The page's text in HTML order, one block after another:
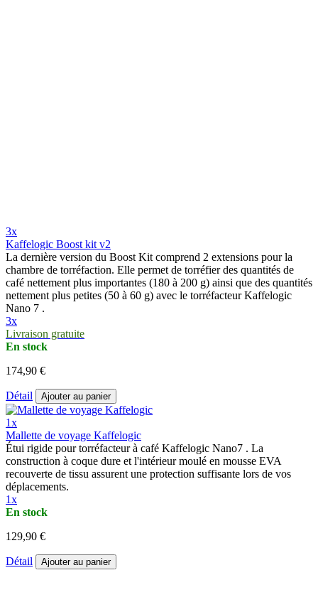
3x
Kaffelogic Boost kit v2
La dernière version du Boost Kit comprend 2 extensions pour la
chambre de torréfaction. Elle permet de torréfier des quantités de
café nettement plus importantes (180 à 200 g) ainsi que des quantités
nettement plus petites (50 à 60 g) avec le torréfacteur Kaffelogic
Nano 7 .
3x
Livraison gratuite
En stock
174,90 €
Détail Ajouter au panier
1x
Mallette de voyage Kaffelogic
Étui rigide pour torréfacteur à café Kaffelogic Nano7 . La
construction à coque dure et l'intérieur moulé en mousse EVA
recouverte de tissu assurent une protection suffisante lors de vos
déplacements.
1x
En stock
129,90 €
Détail Ajouter au panier